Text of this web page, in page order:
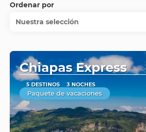
Ordenar por
Nuestra selección
Chiapas Express
5 DESTINOS 3 NOCHES
Paquete de vacaciones